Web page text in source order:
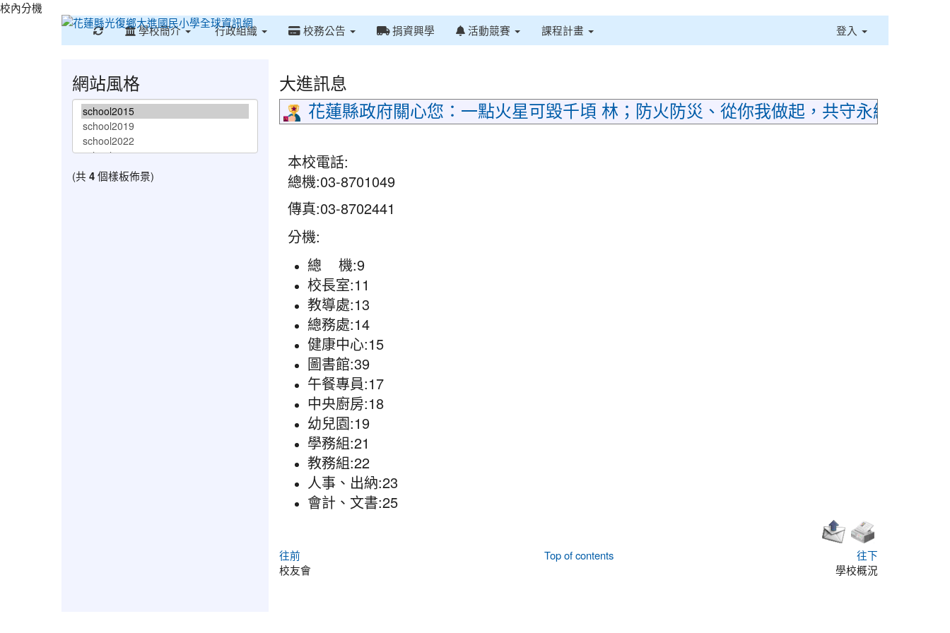
校內分機
重新取得佈景設定
學校簡介 行政組織 校務公告 捐資興學 活動競賽 課程計畫 登入
大進訊息
花蓮縣政府關心您：一點火星可毀千頃 林；防火防災、從你我做起，共守永續家園
本校電話:
總機:03-8701049
傳真:03-8702441
分機:
總 機:9
校長室:11
教導處:13
總務處:14
健康中心:15
圖書館:39
午餐專員:17
中央廚房:18
幼兒園:19
學務組:21
教務組:22
人事、出納:23
會計、文書:25
往前
校友會
Top of contents
往下
學校概況
網站風格
(共 4個樣板佈景)